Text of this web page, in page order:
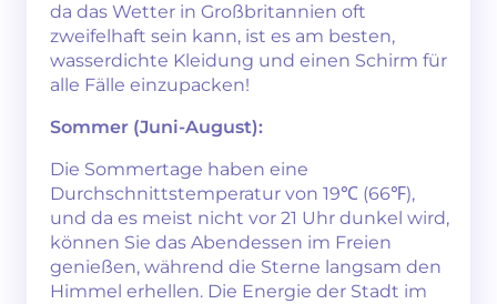
da das Wetter in Großbritannien oft
zweifelhaft sein kann, ist es am besten,
wasserdichte Kleidung und einen Schirm für
alle Fälle einzupacken!
Sommer (Juni-August):
Die Sommertage haben eine
Durchschnittstemperatur von 19℃ (66℉),
und da es meist nicht vor 21 Uhr dunkel wird,
können Sie das Abendessen im Freien
genießen, während die Sterne langsam den
Himmel erhellen. Die Energie der Stadt im